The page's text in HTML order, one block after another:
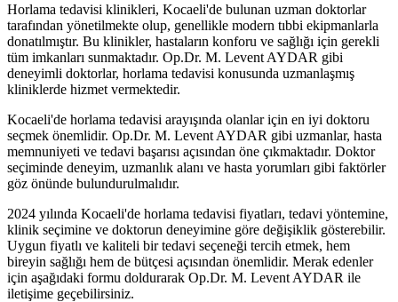
Horlama tedavisi klinikleri, Kocaeli'de bulunan uzman doktorlar
tarafından yönetilmekte olup, genellikle modern tıbbi ekipmanlarla
donatılmıştır. Bu klinikler, hastaların konforu ve sağlığı için gerekli
tüm imkanları sunmaktadır. Op.Dr. M. Levent AYDAR gibi
deneyimli doktorlar, horlama tedavisi konusunda uzmanlaşmış
kliniklerde hizmet vermektedir.
Kocaeli'de horlama tedavisi arayışında olanlar için en iyi doktoru
seçmek önemlidir. Op.Dr. M. Levent AYDAR gibi uzmanlar, hasta
memnuniyeti ve tedavi başarısı açısından öne çıkmaktadır. Doktor
seçiminde deneyim, uzmanlık alanı ve hasta yorumları gibi faktörler
göz önünde bulundurulmalıdır.
2024 yılında Kocaeli'de horlama tedavisi fiyatları, tedavi yöntemine,
klinik seçimine ve doktorun deneyimine göre değişiklik gösterebilir.
Uygun fiyatlı ve kaliteli bir tedavi seçeneği tercih etmek, hem
bireyin sağlığı hem de bütçesi açısından önemlidir. Merak edenler
için aşağıdaki formu doldurarak Op.Dr. M. Levent AYDAR ile
iletişime geçebilirsiniz.